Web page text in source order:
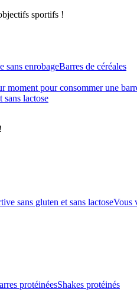
sportifs !
sans enrobageBarres de céréales
moment pour consommer une
sans lactose
sans gluten et sans lactoseVous
protéinéesShakes protéinés